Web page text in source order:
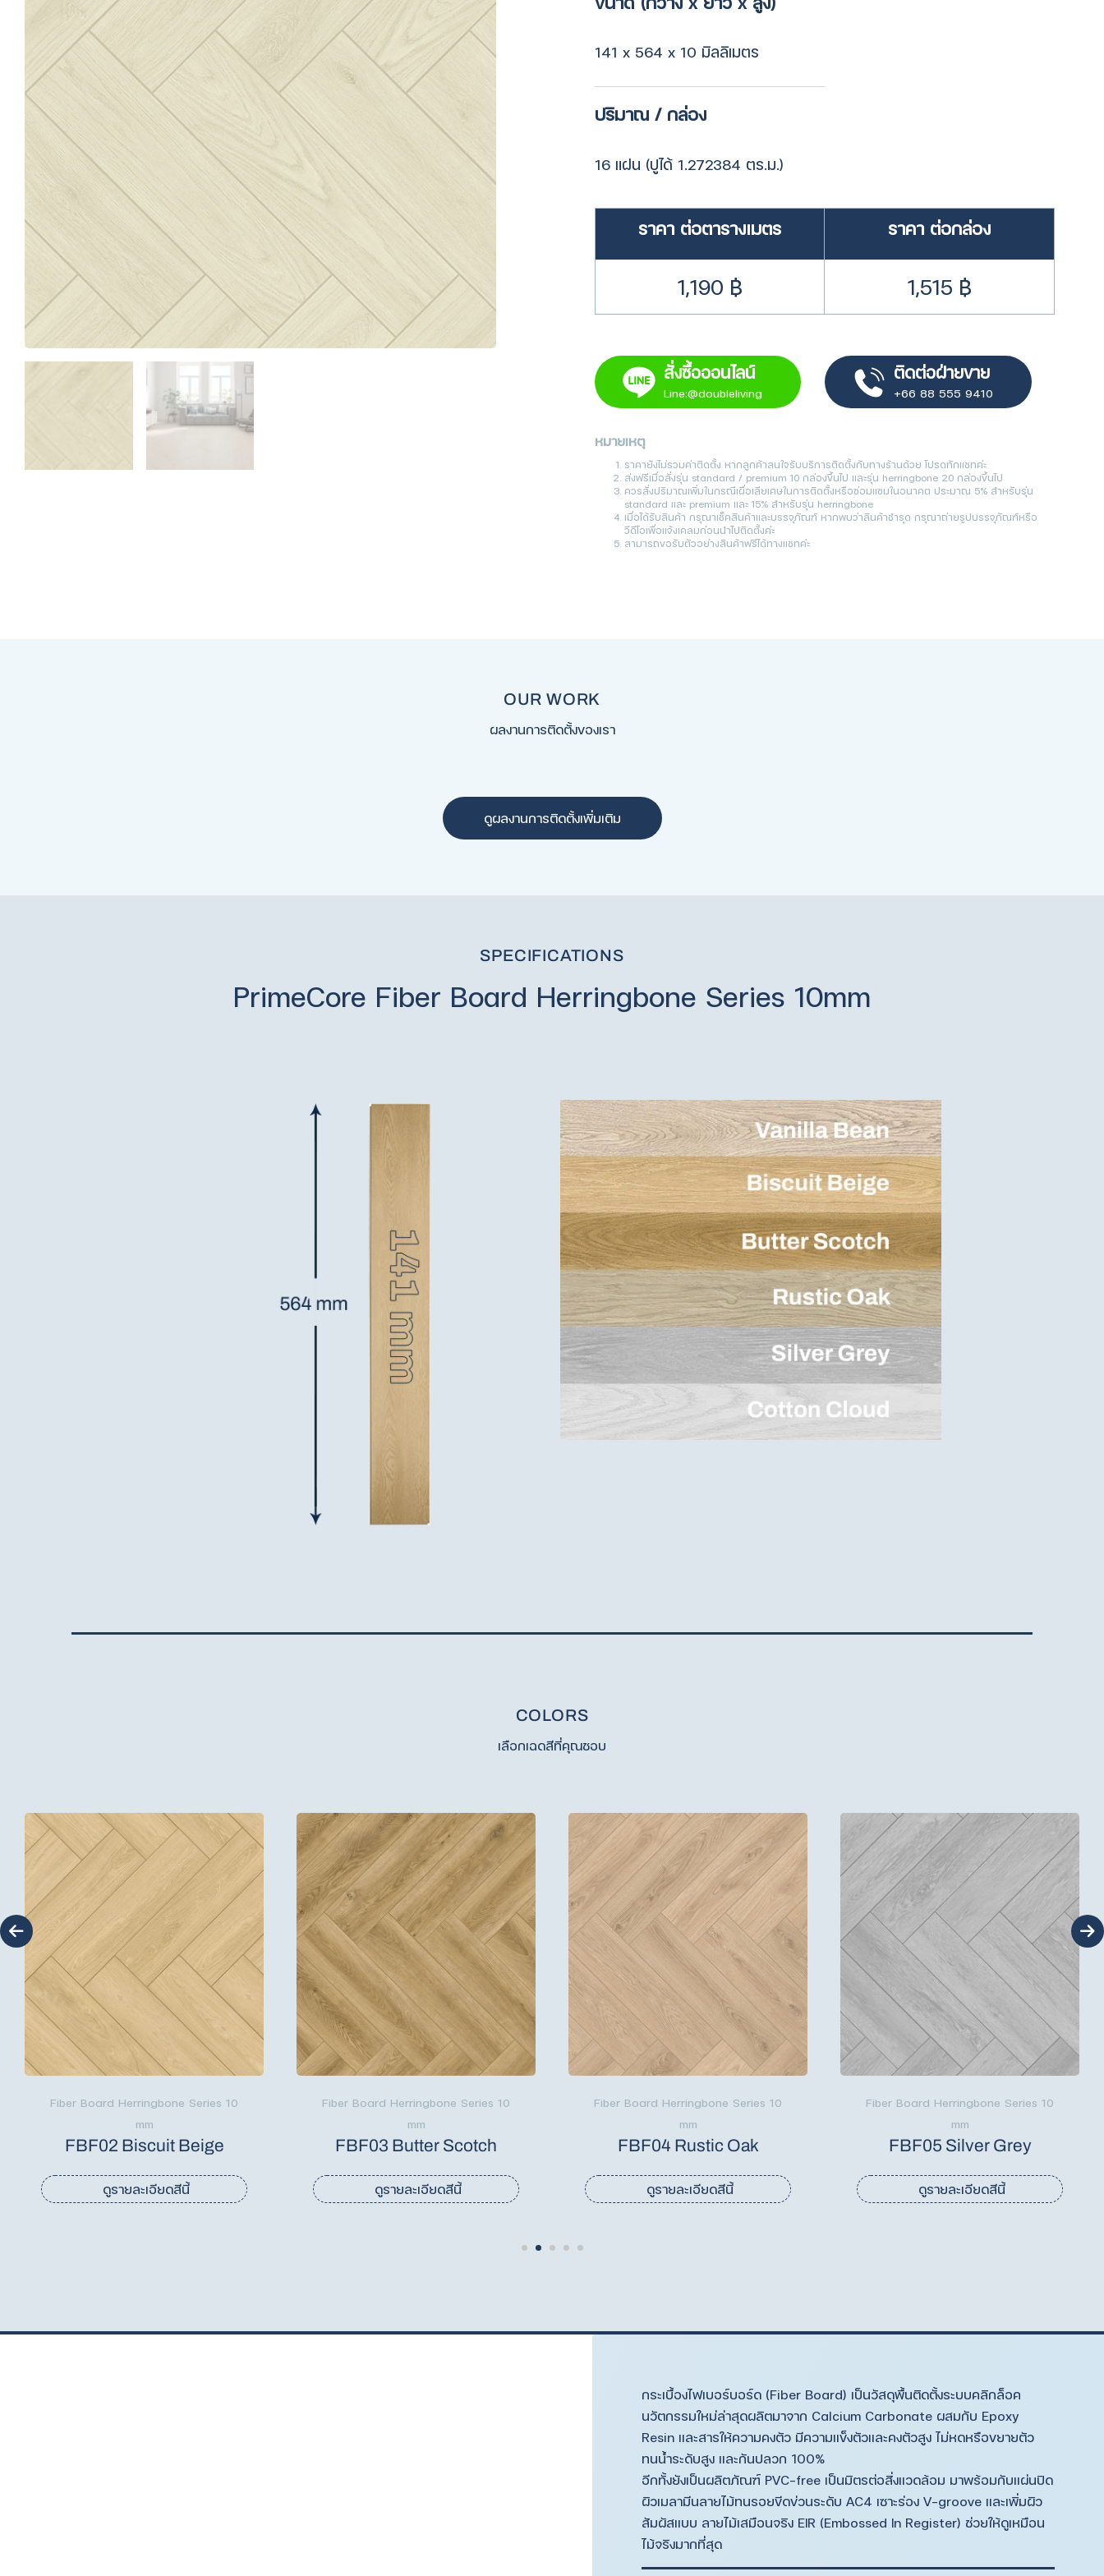
141 x 564 x 10 มิลลิเมตร
ปริมาณ / กล่อง
16 แผ่น (ปูได้ 1.272384 ตร.ม.)
ราคา ต่อตารางเมตร
1,190 ฿
ราคา ต่อกล่อง
1,515 ฿
สั่งซื้อออนไลน์
Line:@doubleliving
ติดต่อฝ่ายขาย
+66 88 555 9410
หมายเหตุ
ราคายังไม่รวมค่าติดตั้ง หากลูกค้าสนใจรับบริการติดตั้งกับทางร้านด้วย โปรดทักแชทค่ะ
ส่งฟรีเมื่อสั่งรุ่น standard / premium 10 กล่องขึ้นไป และรุ่น herringbone 20 กล่องขึ้นไป
ควรสั่งปริมาณเพิ่มในกรณีเผื่อเสียเศษในการติดตั้งหรือซ่อมแซมในอนาคต ประมาณ 5% สำหรับรุ่น
standard และ premium และ 15% สำหรับรุ่น herringbone
เมื่อได้รับสินค้า กรุณาเช็คสินค้าและบรรจุภัณฑ์ หากพบว่าสินค้าชำรุด กรุณาถ่ายรูปบรรจุภัณฑ์หรือ
วีดีโอเพื่อแจ้งเคลมก่อนนำไปติดตั้งค่ะ
สามารถขอรับตัวอย่างสินค้าฟรีได้ทางแชทค่ะ
OUR WORK
ผลงานการติดตั้งของเรา
ดูผลงานการติดตั้งเพิ่มเติม
SPECIFICATIONS
PrimeCore Fiber Board Herringbone Series 10mm
COLORS
เลือกเฉดสีที่คุณชอบ
Fiber Board Herringbone Series 10
mm
FBF02 Biscuit Beige
ดูรายละเอียดสีนี้
Fiber Board Herringbone Series 10
mm
FBF03 Butter Scotch
ดูรายละเอียดสีนี้
Fiber Board Herringbone Series 10
mm
FBF04 Rustic Oak
ดูรายละเอียดสีนี้
Fiber Board Herringbone Series 10
mm
FBF05 Silver Grey
ดูรายละเอียดสีนี้
กระเบื้องไฟเบอร์บอร์ด (Fiber Board) เป็นวัสดุพื้นติดตั้งระบบคลิกล็อค
นวัตกรรมใหม่ล่าสุดผลิตมาจาก Calcium Carbonate ผสมกับ Epoxy
Resin และสารให้ความคงตัว มีความแข็งตัวและคงตัวสูง ไม่หดหรือขยายตัว
ทนน้ำระดับสูง และกันปลวก 100%
อีกทั้งยังเป็นผลิตภัณฑ์ PVC-free เป็นมิตรต่อสิ่งแวดล้อม มาพร้อมกับแผ่นปิด
ผิวเมลามีนลายไม้ทนรอยขีดข่วนระดับ AC4 เซาะร่อง V-groove และเพิ่มผิว
สัมผัสแบบ ลายไม้เสมือนจริง EIR (Embossed In Register) ช่วยให้ดูเหมือน
ไม้จริงมากที่สุด